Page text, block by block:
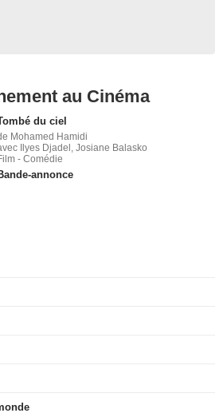
au Cinéma
du ciel
Mohamed Hamidi
Ilyes Djadel, Josiane Balasko
- Comédie
annonce